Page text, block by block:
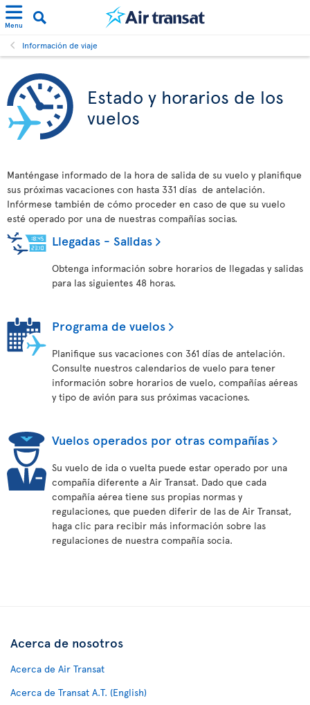
Menu
Información de viaje
Estado y horarios de los
vuelos
Manténgase informado de la hora de salida de su vuelo y planifique
sus próximas vacaciones con hasta 331 días de antelación.
Infórmese también de cómo proceder en caso de que su vuelo
esté operado por una de nuestras compañías socias.
Llegadas - Salidas
Obtenga información sobre horarios de llegadas y salidas
para las siguientes 48 horas.
Programa de vuelos
Planifique sus vacaciones con 361 días de antelación.
Consulte nuestros calendarios de vuelo para tener
información sobre horarios de vuelo, compañías aéreas
y tipo de avión para sus próximas vacaciones.
Vuelos operados por otras compañías
Su vuelo de ida o vuelta puede estar operado por una
compañía diferente a Air Transat. Dado que cada
compañía aérea tiene sus propias normas y
regulaciones, que pueden diferir de las de Air Transat,
haga clic para recibir más información sobre las
regulaciones de nuestra compañía socia.
Acerca de nosotros
Acerca de Air Transat
Acerca de Transat A.T. (English)